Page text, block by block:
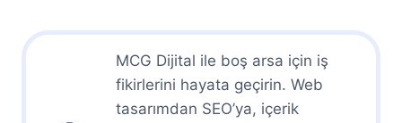
MCG Dijital ile boş arsa için iş
fikirlerini hayata geçirin. Web
tasarımdan SEO’ya, içerik